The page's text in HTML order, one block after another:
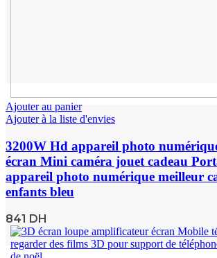
Ajouter au panier
Ajouter à la liste d'envies
3200W Hd appareil photo
écran Mini caméra jouet cadeau
appareil photo numérique meilleur
enfants bleu
841 DH